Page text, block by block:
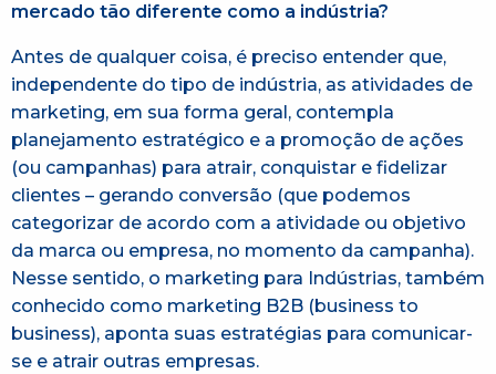
mercado tão diferente como a indústria?
Antes de qualquer coisa, é preciso entender que,
independente do tipo de indústria, as atividades de
marketing, em sua forma geral, contempla
planejamento estratégico e a promoção de ações
(ou campanhas) para atrair, conquistar e fidelizar
clientes – gerando conversão (que podemos
categorizar de acordo com a atividade ou objetivo
da marca ou empresa, no momento da campanha).
Nesse sentido, o marketing para Indústrias, também
conhecido como marketing B2B (business to
business), aponta suas estratégias para comunicar-
se e atrair outras empresas.